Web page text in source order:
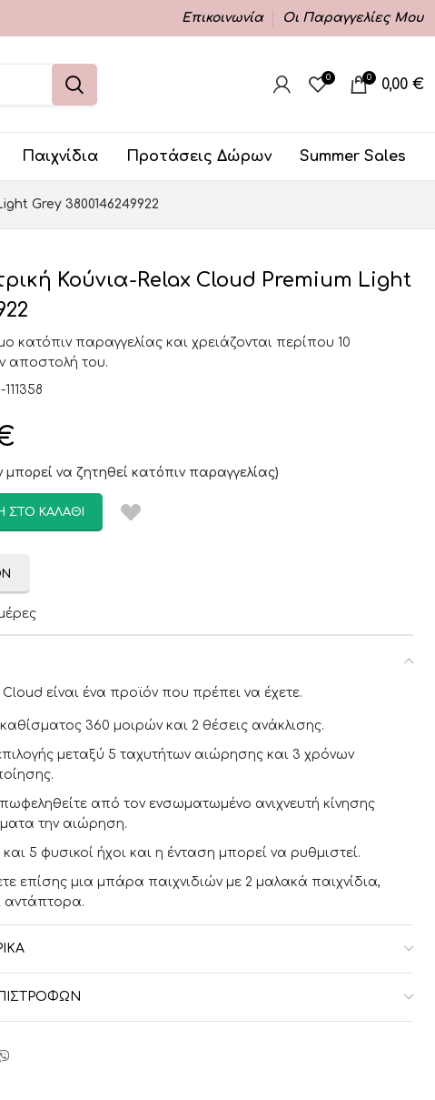
Επικοινωνία Οι Παραγγελίες Μου
0 0 0,00 €
Παιχνίδια Προτάσεις Δώρων Summer Sales
Grey 3800146249922
Κούνια-Relax Cloud Premium Light
κατόπιν παραγγελίας και χρειάζονται περίπου 10
αποστολή του.
να ζητηθεί κατόπιν παραγγελίας)
ΣΤΟ ΚΑΛΆΘΙ
είναι ένα προϊόν που πρέπει να έχετε.
360 μοιρών και 2 θέσεις ανάκλισης.
μεταξύ 5 ταχυτήτων αιώρησης και 3 χρόνων
από τον ενσωματωμένο ανιχνευτή κίνησης
την αιώρηση.
5 φυσικοί ήχοι και η ένταση μπορεί να ρυθμιστεί.
επίσης μια μπάρα παιχνιδιών με 2 μαλακά παιχνίδια,
αντάπτορα.